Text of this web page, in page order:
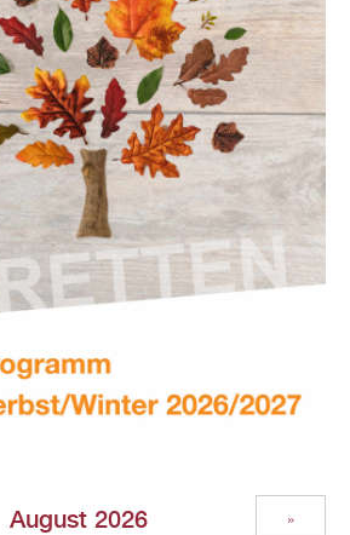
August 2026 »